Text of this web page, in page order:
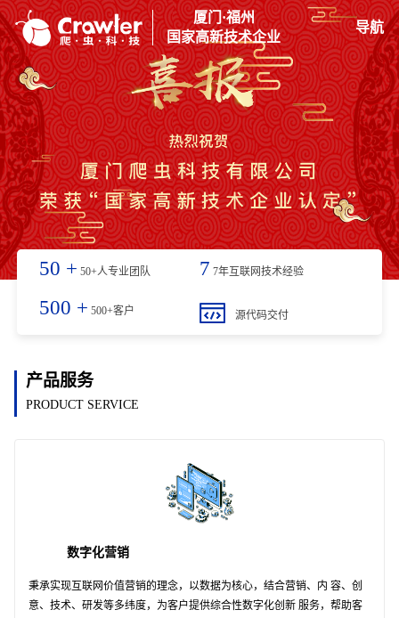
厦门·福州
国家高新技术企业
导航
50 + 50+人专业团队 7 7年互联网技术经验
500 + 500+客户 源代码交付
产品服务
PRODUCT SERVICE
数字化营销
秉承实现互联网价值营销的理念，以数据为核心，结合营销、内 容、创
意、技术、研发等多纬度，为客户提供综合性数字化创新 服务，帮助客